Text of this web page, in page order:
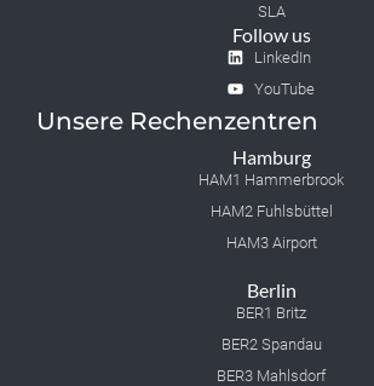
SLA
Follow us
LinkedIn
YouTube
Unsere Rechenzentren
Hamburg
HAM1 Hammerbrook
HAM2 Fuhlsbüttel
HAM3 Airport
Berlin
BER1 Britz
BER2 Spandau
BER3 Mahlsdorf